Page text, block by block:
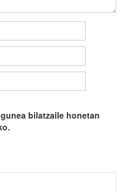
bilatzaile honetan